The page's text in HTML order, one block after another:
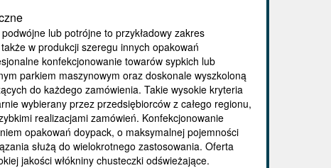
lub potrójne to przykładowy zakres
w produkcji szeregu innych opakowań
konfekcjonowanie towarów sypkich lub
parkiem maszynowym oraz doskonale wyszkoloną
do każdego zamówienia. Takie wysokie kryteria
wybierany przez przedsiębiorców z całego regionu,
realizacjami zamówień. Konfekcjonowanie
opakowań doypack, o maksymalnej pojemności
służą do wielokrotnego zastosowania. Oferta
jakości włókniny chusteczki odświeżające.